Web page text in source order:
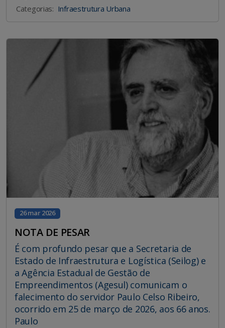
Categorias: Infraestrutura Urbana
26 mar 2026
NOTA DE PESAR
É com profundo pesar que a Secretaria de
Estado de Infraestrutura e Logística (Seilog) e
a Agência Estadual de Gestão de
Empreendimentos (Agesul) comunicam o
falecimento do servidor Paulo Celso Ribeiro,
ocorrido em 25 de março de 2026, aos 66 anos.
Paulo